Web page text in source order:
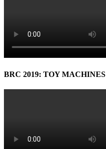
BRC 2019: TOY MACHINES